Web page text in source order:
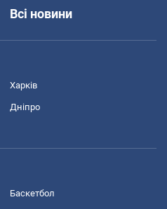
Всі новини
Харків
Дніпро
Баскетбол